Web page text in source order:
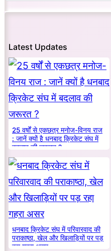
Latest Updates
25 वर्षों से एकछत्र मनोज-विनय राज
: जानें क्यों है धनबाद क्रिकेट संघ में
बदलाव की जरूरत ?
धनबाद क्रिकेट संघ में परिवारवाद की
पराकाष्ठा, खेल और खिलाड़ियों पर पड़
रहा गहरा असर